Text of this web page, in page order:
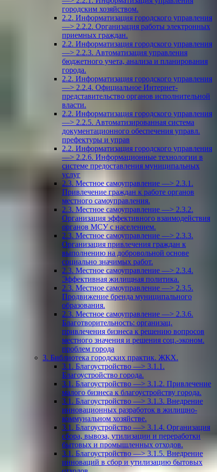
городским хозяйством.
2.2. Информатизация городского управления
—> 2.2.2. Организация работы электронных
приемных граждан.
2.2. Информатизация городского управления
—> 2.2.3. Автоматизация управления
бюджетного учета, анализа и планирования
города.
2.2. Информатизация городского управления
—> 2.2.4. Официальное Интернет-
представительство органов исполнительной
власти.
2.2. Информатизация городского управления
—> 2.2.5. Автоматизированная система
документационного обеспечения управл.
префектуры и управ
2.2. Информатизация городского управления
—> 2.2.6. Информационные технологии в
системе предоставления муниципальных
услуг
2.3. Местное самоуправление —> 2.3.1.
Привлечение граждан к работе органов
местного самоуправления.
2.3. Местное самоуправление —> 2.3.2.
Организация эффективного взаимодействия
органов МСУ с населением.
2.3. Местное самоуправление —> 2.3.3.
Организация привлечения граждан к
выполнению на добровольной основе
социально значимых работ.
2.3. Местное самоуправление —> 2.3.4.
Эффективная жилищная политика.
2.3. Местное самоуправление —> 2.3.5.
Продвижение бренда муниципального
образования.
2.3. Местное самоуправление —> 2.3.6.
Благотворительность: организац.
привлечения бизнеса к решению вопросов
местного значения и решения соц.-эконом.
проблем города
3. Библиотека городских практик. ЖКХ.
3.1. Благоустройство —> 3.1.1.
Благоустройство города.
3.1. Благоустройство —> 3.1.2. Привлечение
малого бизнеса к благоустройству города.
3.1. Благоустройство —> 3.1.3. Внедрение
инновационных разработок в жилищно-
коммунальном хозяйстве.
3.1. Благоустройство —> 3.1.4. Организация
сбора, вывоза, утилизации и переработки
бытовых и промышленных отходов.
3.1. Благоустройство —> 3.1.5. Внедрение
инноваций в сбор и утилизацию бытовых